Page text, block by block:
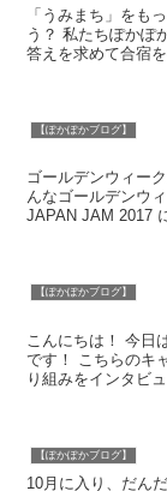
「うみまち」をも
う？ 私たちぽかぽ
答えを求めて合宿を行いました！ 今
【ぽかぽかブログ】
ゴールデンウィーク
んなゴールデンウ
JAPAN JAM 2017 に行ってきまし
【ぽかぽかブログ】
こんにちは！ 今日はアリオ蘇我の「朝トクキャンペーン」のご紹介
です！ こちらのキャンペーンは、先日アリオ蘇我でコロナ禍での取
り組みをインタビ
【ぽかぽかブログ】
10月に入り、だん